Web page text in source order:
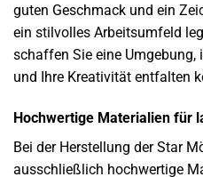
guten Geschmack und ein
ein stilvolles Arbeitsumfeld
schaffen Sie eine
und Ihre Kreativität entfalten
Hochwertige Materialien für
Bei der Herstellung der Star
ausschließlich hochwertige